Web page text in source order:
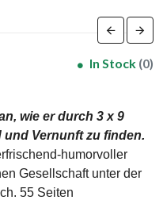
In Stock (0)
wie er durch 3 x 9
und Vernunft zu finden.
humorvoller
Gesellschaft unter der
55 Seiten